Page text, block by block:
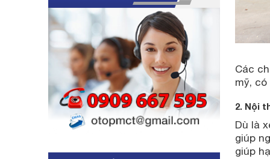
Các
mỹ,
2. Nội
Dù là
giúp
giúp